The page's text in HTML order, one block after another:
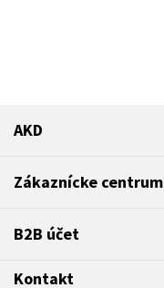
AKD
Zákaznícke centrum
B2B účet
Kontakt